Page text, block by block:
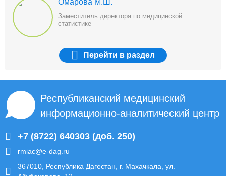
Омарова М.Ш.
Заместитель директора по медицинской
статистике
Перейти в раздел
Республиканский медицинский
информационно-аналитический центр
+7 (8722) 640303 (доб. 250)
rmiac@e-dag.ru
367010, Республика Дагестан, г. Махачкала, ул.